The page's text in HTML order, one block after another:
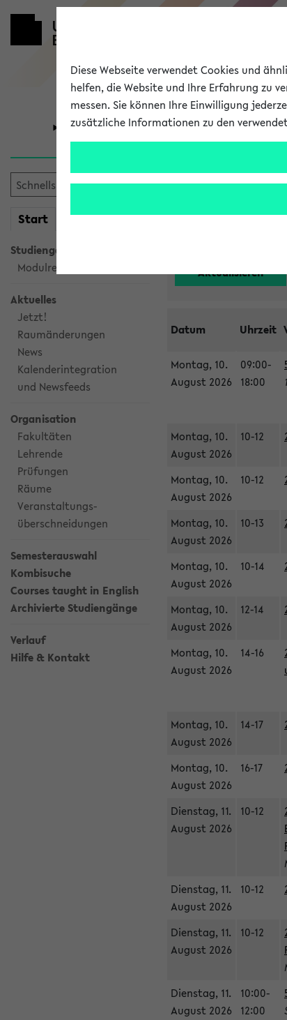
Universität Forschung
Start meineKVV
Studiengangsauswahl
Modulrecherche
Aktuelles
Jetzt!
Raumänderungen
News
Kalenderintegration
und Newsfeeds
Organisation
Fakultäten
Lehrende
Prüfungen
Räume
Veranstaltungs-
überschneidungen
Semesterauswahl
Kombisuche
Courses taught in English
Archivierte Studiengänge
Verlauf
Hilfe & Kontakt
Alle noch
Datum Uhrzeit
Montag, 10.
August 2026
09:00-
18:00
Montag, 10.
August 2026
10-12
Montag, 10.
August 2026
10-12
Montag, 10.
August 2026
10-13
Montag, 10.
August 2026
10-14
Montag, 10.
August 2026
12-14
Montag, 10.
August 2026
14-16
Montag, 10.
August 2026
14-17
Montag, 10.
August 2026
16-17
Dienstag, 11.
August 2026
10-12
Dienstag, 11.
August 2026
10-12
Dienstag, 11.
August 2026
10-12
Dienstag, 11.
August 2026
10:00-
12:00
Diese Webseite verwendet Cookies und
helfen, die Website und Ihre Erfahrung zu
messen. Sie können Ihre Einwilligung
zusätzliche Informationen zu den